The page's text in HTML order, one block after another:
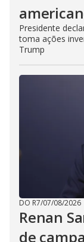
Presidente
toma ações
Trump
DO R7/07/08/2026
Renan
de